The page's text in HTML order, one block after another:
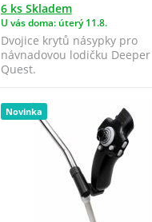
6 ks Skladem
U vás doma: úterý 11.8.
Dvojice krytů násypky pro
návnadovou lodičku Deeper
Quest.
Novinka